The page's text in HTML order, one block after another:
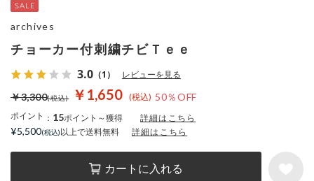
チョーカー付刺繍チビＴｅｅ
3.0 （1） レビューを見る
￥1,650 50％OFF
￥3,300
ポイント ： 15ポイント～獲得 詳細はこちら
カートに入れる
archives
¥5,500 以上で送料無料 詳細はこちら